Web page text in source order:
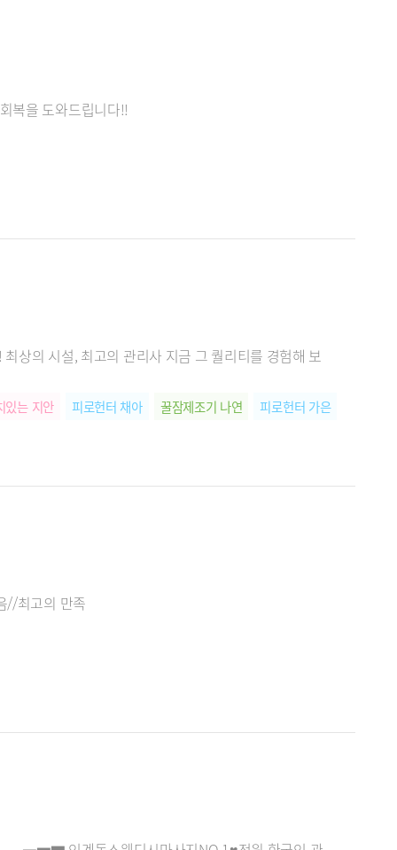
복을 도와드립니다!!
상의 시설, 최고의 관리사 지금 그 퀄리티를 경험해 보
있는 지안 피로헌터 채아 꿀잠제조기 나연
피로헌터 가은
//최고의 만족